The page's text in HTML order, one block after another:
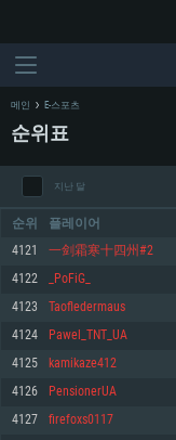
최소사양
최소사양
최소사양
메인 E-스포츠
순위표
지난 달
순위 플레이어
4121 一剑霜寒十四州#2
4122 _PoFiG_
4123 Taofledermaus
4124 Pawel_TNT_UA
4125 kamikaze412
4126 PensionerUA
4127 firefoxs0117